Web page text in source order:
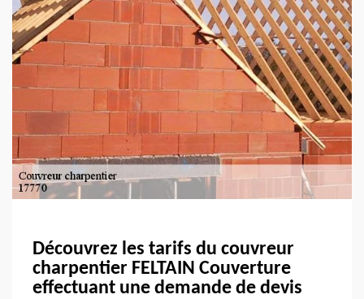
Découvrez les tarifs du couvreur
charpentier FELTAIN Couverture
effectuant une demande de devis